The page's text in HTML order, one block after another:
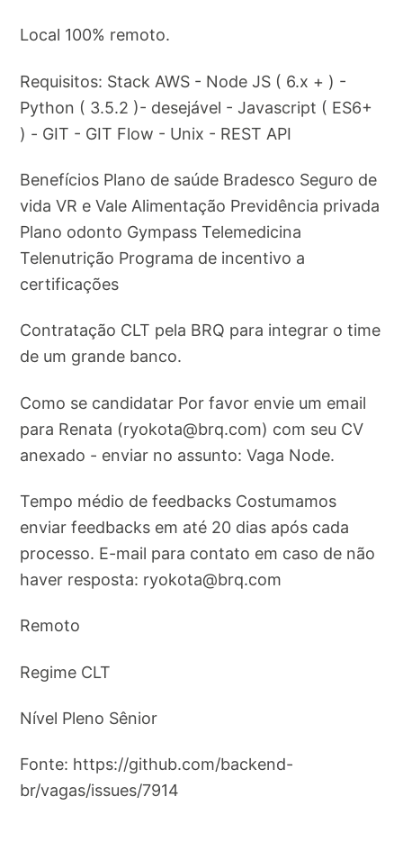
Local 100% remoto.
Requisitos: Stack AWS - Node JS ( 6.x + ) -
Python ( 3.5.2 )- desejável - Javascript ( ES6+
) - GIT - GIT Flow - Unix - REST API
Benefícios Plano de saúde Bradesco Seguro de
vida VR e Vale Alimentação Previdência privada
Plano odonto Gympass Telemedicina
Telenutrição Programa de incentivo a
certificações
Contratação CLT pela BRQ para integrar o time
de um grande banco.
Como se candidatar Por favor envie um email
para Renata (ryokota@brq.com) com seu CV
anexado - enviar no assunto: Vaga Node.
Tempo médio de feedbacks Costumamos
enviar feedbacks em até 20 dias após cada
processo. E-mail para contato em caso de não
haver resposta: ryokota@brq.com
Remoto
Regime CLT
Nível Pleno Sênior
Fonte: https://github.com/backend-
br/vagas/issues/7914